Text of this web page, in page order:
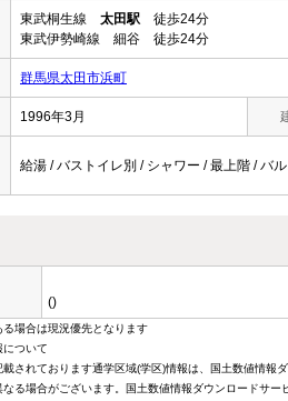
東武桐生線 太田駅 徒歩24分
東武伊勢崎線 細谷 徒歩24分
群馬県太田市浜町
1996年3月
給湯 / バストイレ別 / シャワー / 最上階 / バ
()
場合は現況優先となります
ついて
載されております通学区域(学区)情報は、国土数値情
る場合がございます。国土数値情報ダウンロードサ